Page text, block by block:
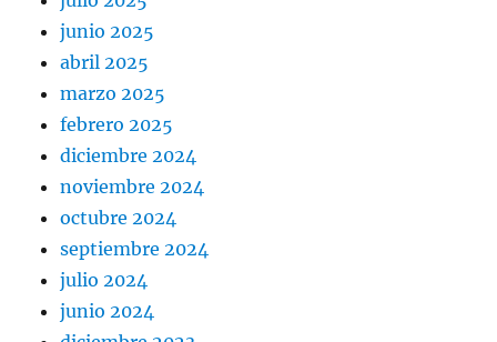
junio 2025
abril 2025
marzo 2025
febrero 2025
diciembre 2024
noviembre 2024
octubre 2024
septiembre 2024
julio 2024
junio 2024